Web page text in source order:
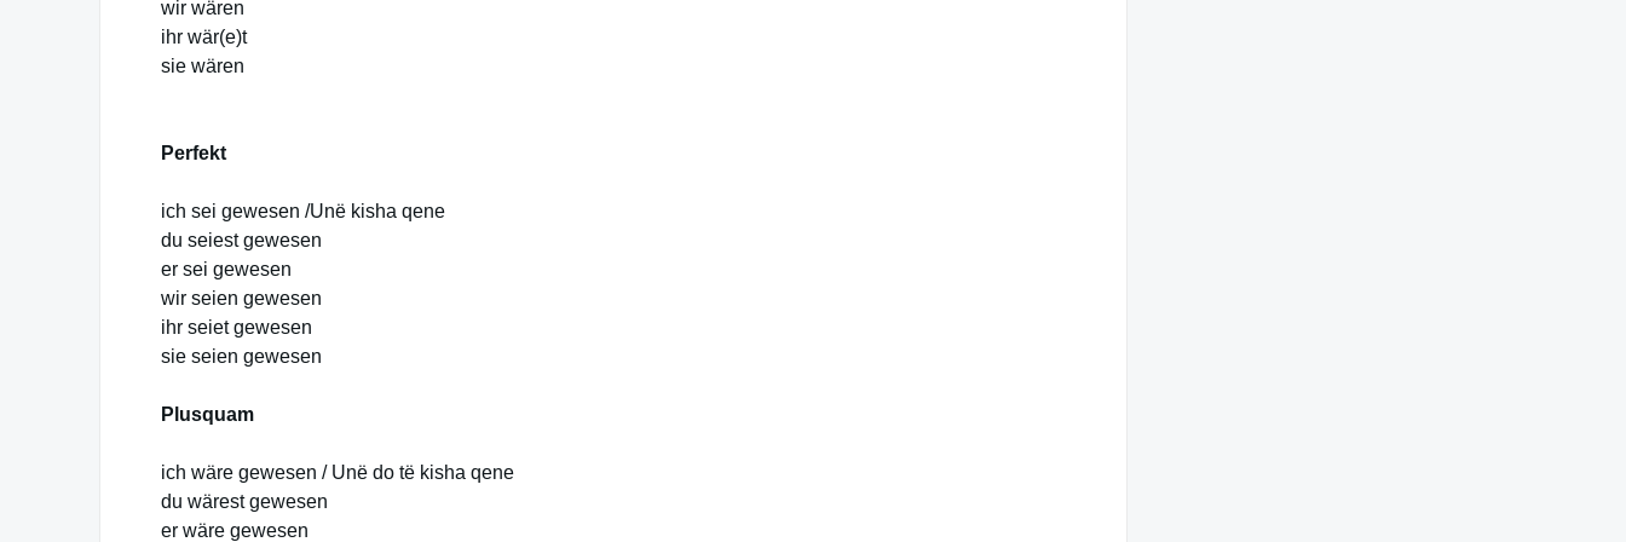
wir wären
ihr wär(e)t
sie wären
Perfekt
ich sei gewesen /Unë kisha qene
du seiest gewesen
er sei gewesen
wir seien gewesen
ihr seiet gewesen
sie seien gewesen
Plusquam
ich wäre gewesen / Unë do të kisha qene
du wärest gewesen
er wäre gewesen